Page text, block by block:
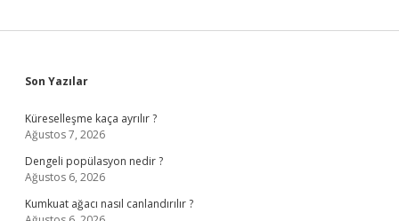
Sidebar
Son Yazılar
Küreselleşme kaça ayrılır ?
Ağustos 7, 2026
Dengeli popülasyon nedir ?
Ağustos 6, 2026
Kumkuat ağacı nasıl canlandırılır ?